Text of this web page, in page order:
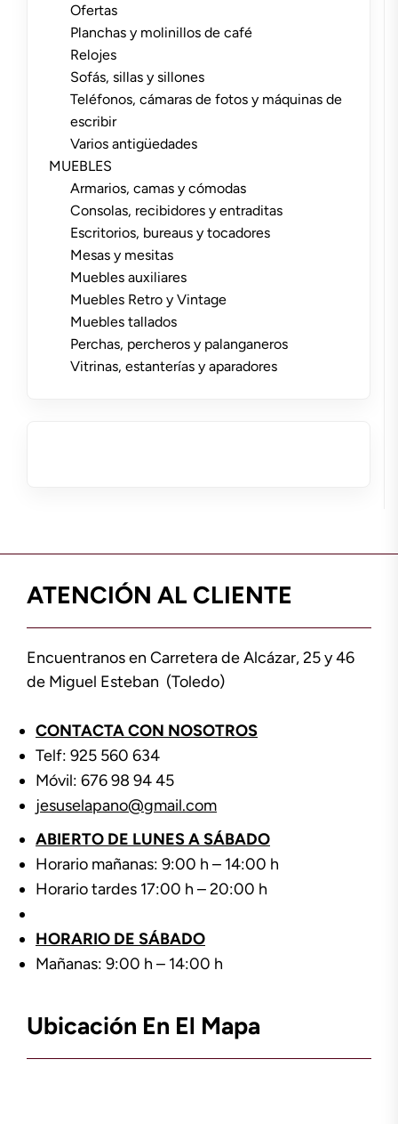
Ofertas
Planchas y molinillos de café
Relojes
Sofás, sillas y sillones
Teléfonos, cámaras de fotos y máquinas de
escribir
Varios antigüedades
MUEBLES
Armarios, camas y cómodas
Consolas, recibidores y entraditas
Escritorios, bureaus y tocadores
Mesas y mesitas
Muebles auxiliares
Muebles Retro y Vintage
Muebles tallados
Perchas, percheros y palanganeros
Vitrinas, estanterías y aparadores
ATENCIÓN AL CLIENTE
Encuentranos en Carretera de Alcázar, 25 y 46
de Miguel Esteban (Toledo)
CONTACTA CON NOSOTROS
Telf: 925 560 634
Móvil: 676 98 94 45
jesuselapano@gmail.com
ABIERTO DE LUNES A SÁBADO
Horario mañanas: 9:00 h – 14:00 h
Horario tardes 17:00 h – 20:00 h
HORARIO DE SÁBADO
Mañanas: 9:00 h – 14:00 h
Ubicación En El Mapa